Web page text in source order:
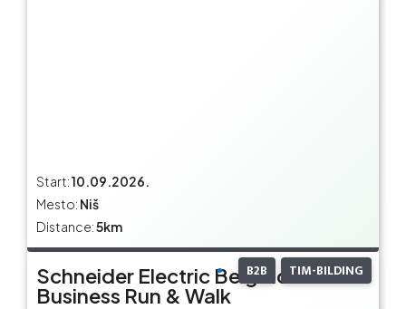
Start:10.09.2026.
Mesto: Niš
Distance:5km
B2B TIM-BILDING
Schneider Electric Belgrade
Business Run & Walk